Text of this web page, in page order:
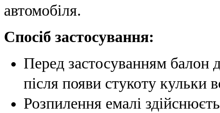
автомобіля.
Спосіб застосування:
Перед застосуванням
після появи стукоту кульки
Розпилення емалі